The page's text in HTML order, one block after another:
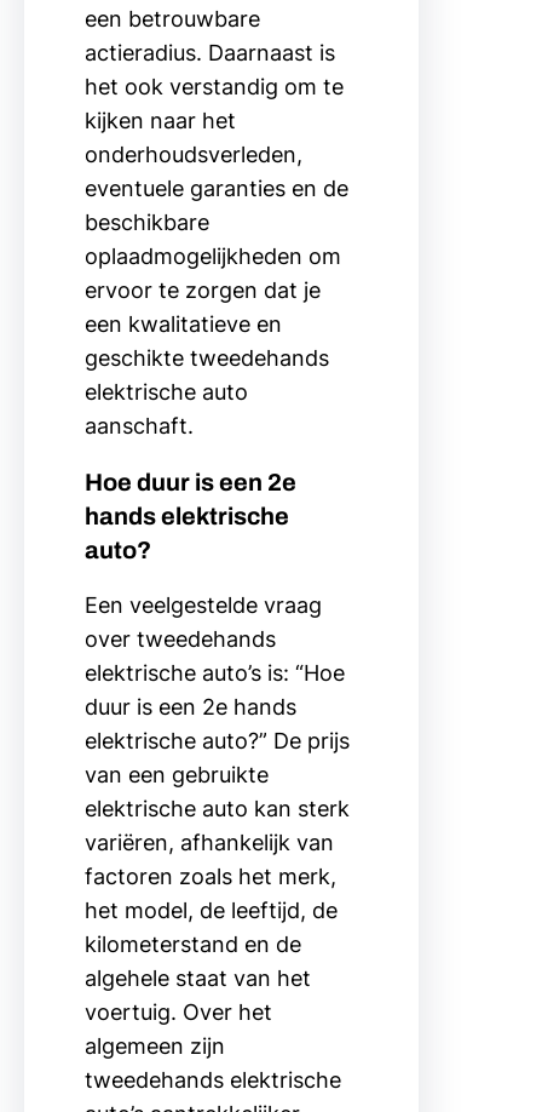
een betrouwbare
actieradius. Daarnaast is
het ook verstandig om te
kijken naar het
onderhoudsverleden,
eventuele garanties en de
beschikbare
oplaadmogelijkheden om
ervoor te zorgen dat je
een kwalitatieve en
geschikte tweedehands
elektrische auto
aanschaft.
Hoe duur is een 2e
hands elektrische
auto?
Een veelgestelde vraag
over tweedehands
elektrische auto’s is: “Hoe
duur is een 2e hands
elektrische auto?” De prijs
van een gebruikte
elektrische auto kan sterk
variëren, afhankelijk van
factoren zoals het merk,
het model, de leeftijd, de
kilometerstand en de
algehele staat van het
voertuig. Over het
algemeen zijn
tweedehands elektrische